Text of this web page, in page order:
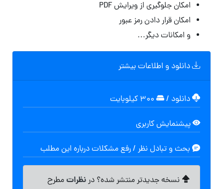
امکان جلوگیری از ویرایش PDF
امکان قرار دادن رمز عبور
و امکانات دیگر…
دانلود و اطلاعات بیشتر
دانلود /
پیشنمایش کاربری
بحث و تبادل نظر / رفع مشکلات درباره این مطلب
نسخه جدیدتر منتشر شده؟ درنظراتمطرح